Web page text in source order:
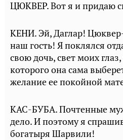
ЦЮКВЕР. Вот я и придаю
КЕНИ. Эй, Даглар!
наш гость! Я поклялся
свою дочь, свет моих
которого она сама
желание ее покойной
КАС-БУБА. Почтенные
дело. И поэтому я
богатыря Шарвили!